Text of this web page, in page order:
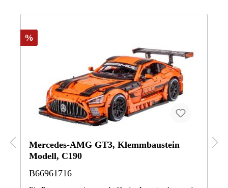
%
Mercedes-AMG GT3, Klemmbaustein
Modell, C190
B66961716